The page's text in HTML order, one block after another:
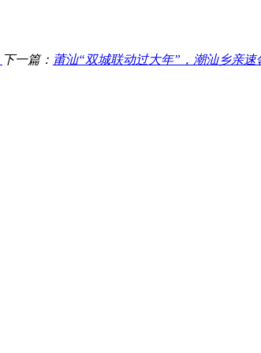
下一篇： 莆汕“双城联动过大年”，潮汕乡亲速